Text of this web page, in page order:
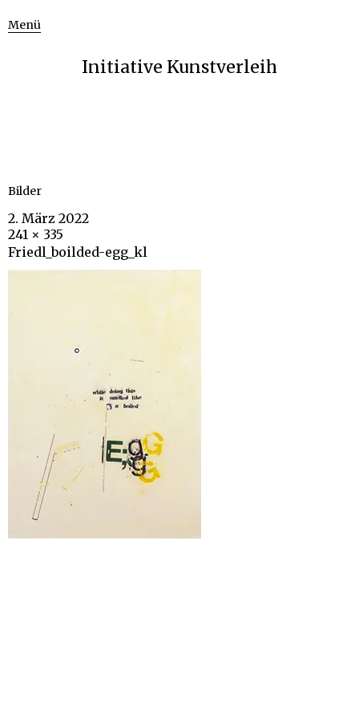
Menü
Initiative Kunstverleih
Bilder
2. März 2022
241 × 335
Friedl_boilded-egg_kl